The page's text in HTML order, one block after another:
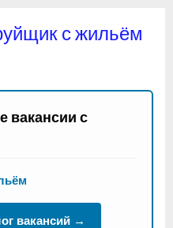
с жильём
вакансии с
вакансий →